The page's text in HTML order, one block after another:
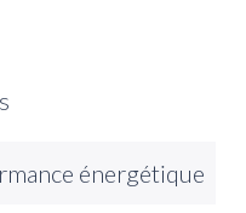
énergétique